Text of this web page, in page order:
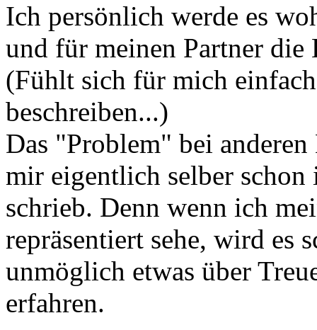
Ich persönlich werde es
und für meinen Partner die
(Fühlt sich für mich
beschreiben...)
Das "Problem" bei
mir eigentlich selber
schrieb. Denn wenn ich
repräsentiert sehe, wird es
unmöglich etwas über
erfahren.